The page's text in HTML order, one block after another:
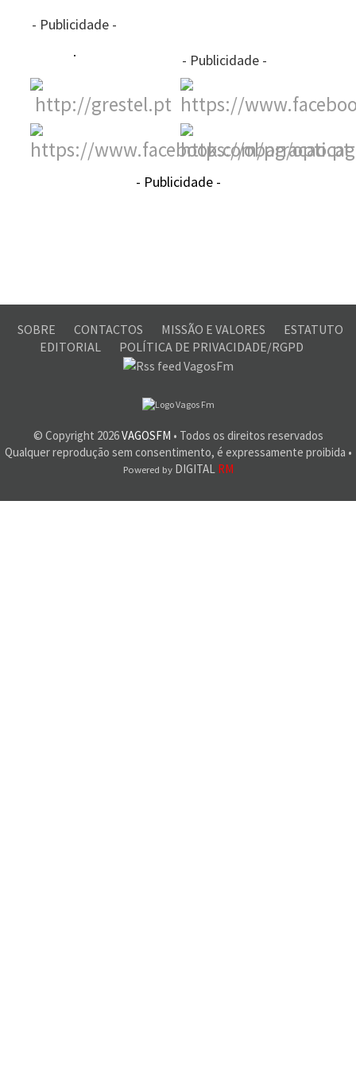
- Publicidade -
- Publicidade -
- Publicidade -
SOBRE CONTACTOS MISSÃO E VALORES
ESTATUTO
EDITORIAL
POLÍTICA DE PRIVACIDADE/RGPD
© Copyright 2026VAGOSFM • Todos os direitos reservados
Qualquer reprodução sem consentimento, é expressamente proibida •
Powered byDIGITAL RM